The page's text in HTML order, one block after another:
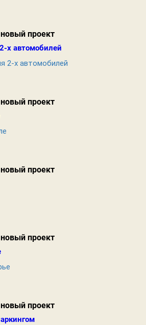
проект
х автомобилей
проект
проект
проект
проект